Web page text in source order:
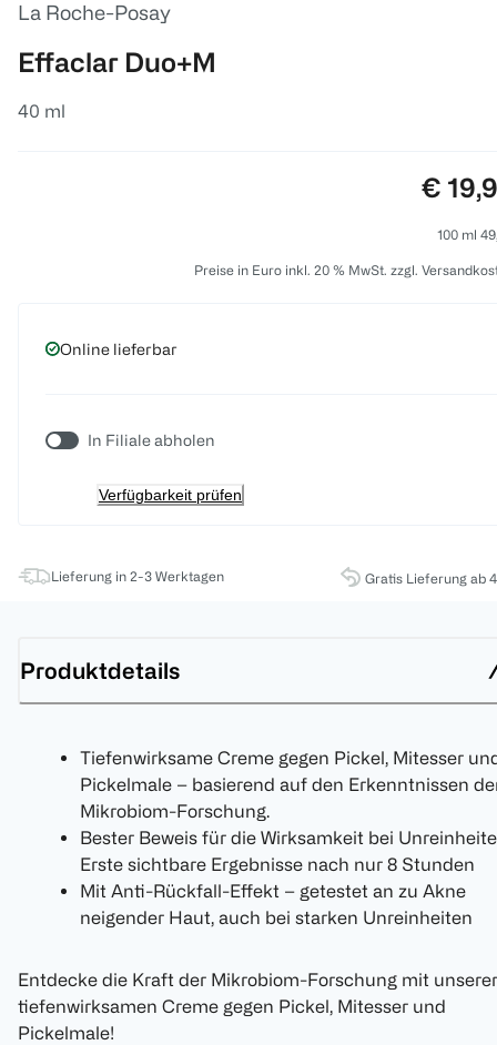
La Roche-Posay
Effaclar Duo+M
40 ml
Preis:
€
100 ml
Preise in Euro inkl. 20 % MwSt. zzgl.
Online lieferbar
In Filiale abholen
Verfügbarkeit prüfen
Lieferung in 2-3 Werktagen Gratis Lieferung ab
Produktdetails
Tiefenwirksame Creme gegen Pickel, Mitesser
Pickelmale – basierend auf den Erkenntnissen
Mikrobiom-Forschung.
Bester Beweis für die Wirksamkeit bei
Erste sichtbare Ergebnisse nach nur 8 Stunden
Mit Anti-Rückfall-Effekt – getestet an zu Akne
neigender Haut, auch bei starken Unreinheiten
Entdecke die Kraft der Mikrobiom-Forschung mit unserer
tiefenwirksamen Creme gegen Pickel, Mitesser und
Pickelmale!